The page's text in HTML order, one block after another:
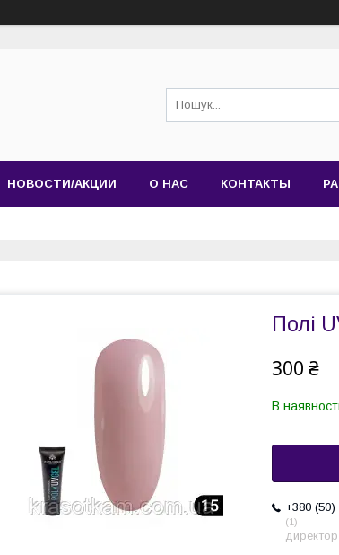
НОВОСТИ/АКЦИИ О НАС КОНТАКТЫ
Полі
300 ₴
В наявності
+380 (50)
1
директор